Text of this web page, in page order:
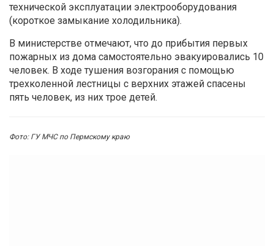
технической эксплуатации электрооборудования
(короткое замыкание холодильника).
В министерстве отмечают, что до прибытия первых
пожарных из дома самостоятельно эвакуировались 10
человек. В ходе тушения возгорания с помощью
трехколенной лестницы с верхних этажей спасены
пять человек, из них трое детей.
Фото: ГУ МЧС по Пермскому краю